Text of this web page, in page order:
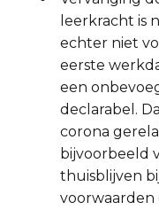
leerkracht is
echter niet
eerste
een
declarabel.
corona
bijvoorbeeld
thuisblijven
voorwaarden